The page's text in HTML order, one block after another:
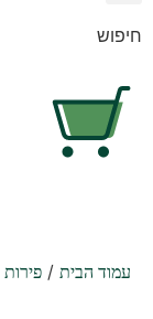
חיפוש
עמוד הבית / פירות